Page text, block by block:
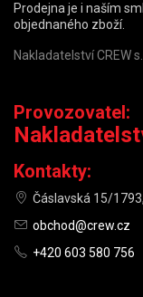
Prodejna je i naším
objednaného zboží.
Nakladatelství CREW
Provozovatel:
Kontakty:
Čáslavská 15/
obchod@crew.cz
+420 603 580 756